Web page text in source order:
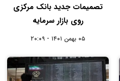
تصمیمات جدید بانک مرکزی
روی بازار سرمایه
۰۵ بهمن ۱۴۰۱ - ۲۰:۰۹